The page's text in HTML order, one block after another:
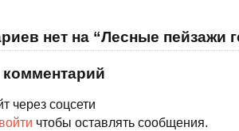
нет на “Лесные пейзажи
через соцсети
войти чтобы оставлять сообщения.